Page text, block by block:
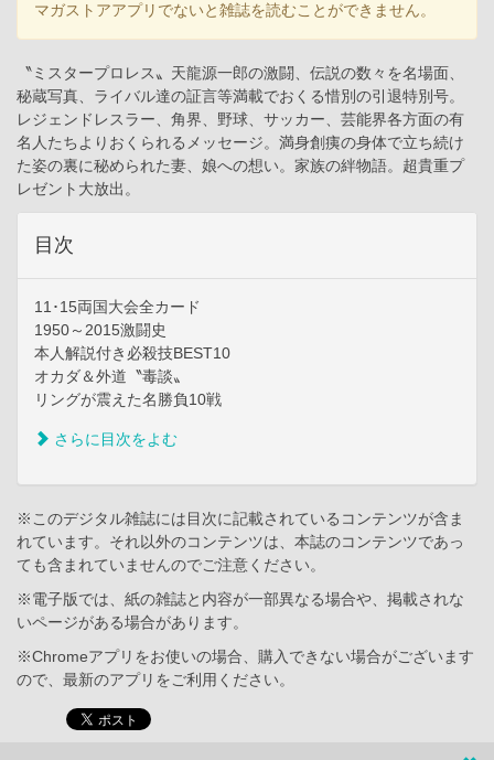
マガストアアプリでないと雑誌を読むことができません。
〝ミスタープロレス〟天龍源一郎の激闘、伝説の数々を名場面、
秘蔵写真、ライバル達の証言等満載でおくる惜別の引退特別号。
レジェンドレスラー、角界、野球、サッカー、芸能界各方面の有
名人たちよりおくられるメッセージ。満身創痍の身体で立ち続け
た姿の裏に秘められた妻、娘への想い。家族の絆物語。超貴重プ
レゼント大放出。
目次
11･15両国大会全カード
1950～2015激闘史
本人解説付き必殺技BEST10
オカダ＆外道〝毒談〟
リングが震えた名勝負10戦
さらに目次をよむ
※このデジタル雑誌には目次に記載されているコンテンツが含ま
れています。それ以外のコンテンツは、本誌のコンテンツであっ
ても含まれていませんのでご注意ください。
※電子版では、紙の雑誌と内容が一部異なる場合や、掲載されな
いページがある場合があります。
※Chromeアプリをお使いの場合、購入できない場合がございます
ので、最新のアプリをご利用ください。